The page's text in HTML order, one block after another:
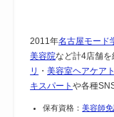
2011年名古屋モード
美容院など計4店舗を
リ ・美容室ヘアケア
キスパートや各種
保有資格：美容師